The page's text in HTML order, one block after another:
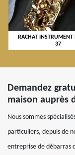
RACHAT INSTRUMENT
37
Demandez
maison auprès
Nous sommes
particuliers, depuis de
entreprise de débarras